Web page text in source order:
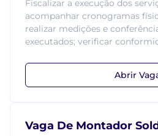
Fiscalizar a execução dos
acompanhar cronogramas
realizar medições e
executados; verificar
Abrir
Vaga De Montador